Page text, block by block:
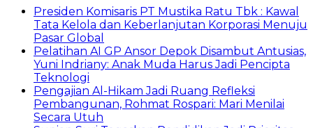
Presiden Komisaris PT Mustika Ratu Tbk : Kawal
Tata Kelola dan Keberlanjutan Korporasi Menuju
Pasar Global
Pelatihan AI GP Ansor Depok Disambut Antusias,
Yuni Indriany: Anak Muda Harus Jadi Pencipta
Teknologi
Pengajian Al-Hikam Jadi Ruang Refleksi
Pembangunan, Rohmat Rospari: Mari Menilai
Secara Utuh